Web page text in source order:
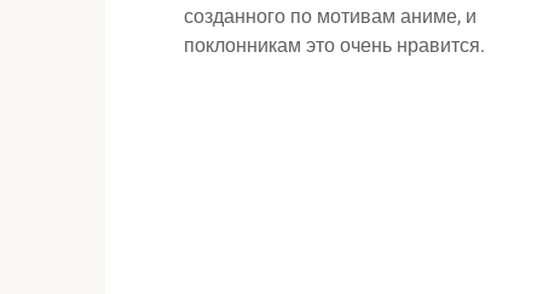
созданного по мотивам аниме, и
поклонникам это очень нравится.